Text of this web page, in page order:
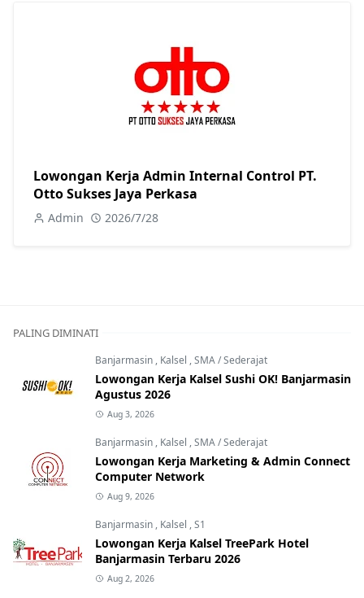
Lowongan Kerja Admin Internal Control PT.
Otto Sukses Jaya Perkasa
Admin 2026/7/28
PALING DIMINATI
Banjarmasin , Kalsel ,SMA / Sederajat
Lowongan Kerja Kalsel Sushi OK! Banjarmasin
Agustus 2026
Aug 3, 2026
Banjarmasin , Kalsel ,SMA / Sederajat
Lowongan Kerja Marketing & Admin Connect
Computer Network
Aug 9, 2026
Banjarmasin , Kalsel ,S1
Lowongan Kerja Kalsel TreePark Hotel
Banjarmasin Terbaru 2026
Aug 2, 2026